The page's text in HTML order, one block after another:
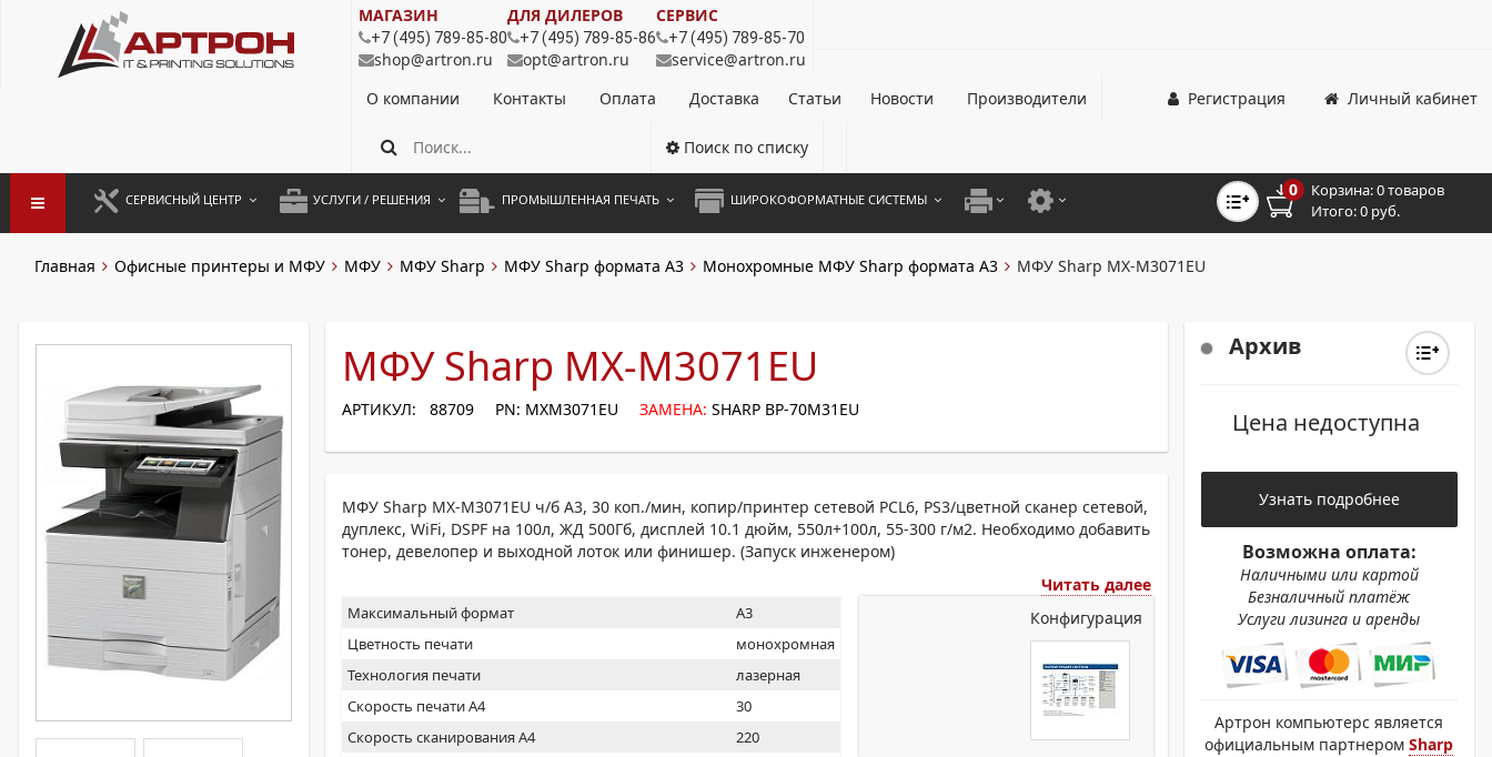
МАГАЗИН
+7 (495) 789-85-80
shop@artron.ru
ДЛЯ ДИЛЕРОВ
+7 (495) 789-85-86
opt@artron.ru
СЕРВИС
+7 (495) 789-85-70
service@artron.ru
О компании
Контакты Оплата Доставка Статьи Новости Производители Личный кабинет
Регистрация
Поиск по списку
СЕРВИСНЫЙ ЦЕНТР
ПРОФИЛАКТИКА И ТО
РАЗОВЫЕ РЕМОНТЫ
УСЛУГИ / РЕШЕНИЯ
АРЕНДА ОБОРУДОВАНИЯ
ПРОМЫШЛЕННАЯ ПЕЧАТЬ ШИРОКОФОРМАТНЫЕ СИСТЕМЫ
МОНОХРОМНЫЕ ПРИНТЕРЫ
ДЛЯ ШИРОКОФОРМАТНЫХ СИСТЕМ
0 Корзина:0 товаров
Итого:0 руб.
Главная Офисные принтеры и МФУ МФУ МФУ Sharp МФУ Sharp формата A3 Монохромные МФУ Sharp формата А3 МФУ Sharp MX-M3071EU
МФУ Sharp MX-M3071EU
АРТИКУЛ: 88709 PN: MXM3071EU ЗАМЕНА: SHARP BP-70M31EU
МФУ Sharp MX-M3071EU ч/б А3, 30 коп./мин, копир/принтер сетевой PCL6, PS3/цветной сканер сетевой,
дуплекс, WiFi, DSPF на 100л, ЖД 500Гб, дисплей 10.1 дюйм, 550л+100л, 55-300 г/м2. Необходимо добавить
тонер, девелопер и выходной лоток или финишер. (Запуск инженером)
Читать далее
Максимальный формат
A3
Цветность печати
монохромная
Технология печати
лазерная
Скорость печати А4
30
Скорость сканирования А4
220
Конфигурация
Архив
Цена недоступна
Узнать подробнее
Возможна оплата:
Наличными или картой
Безналичный платёж
Услуги лизинга и аренды
Артрон компьютерс является
официальным партнеромSharp